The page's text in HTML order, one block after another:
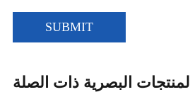
SUBMIT
المنتجات البصرية ذات الصلة